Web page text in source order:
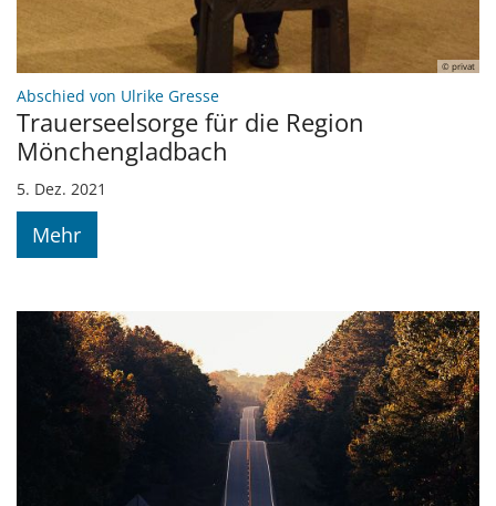
© privat
Abschied von Ulrike Gresse:
Trauerseelsorge für die Region
Mönchengladbach
5. Dez. 2021
Mehr